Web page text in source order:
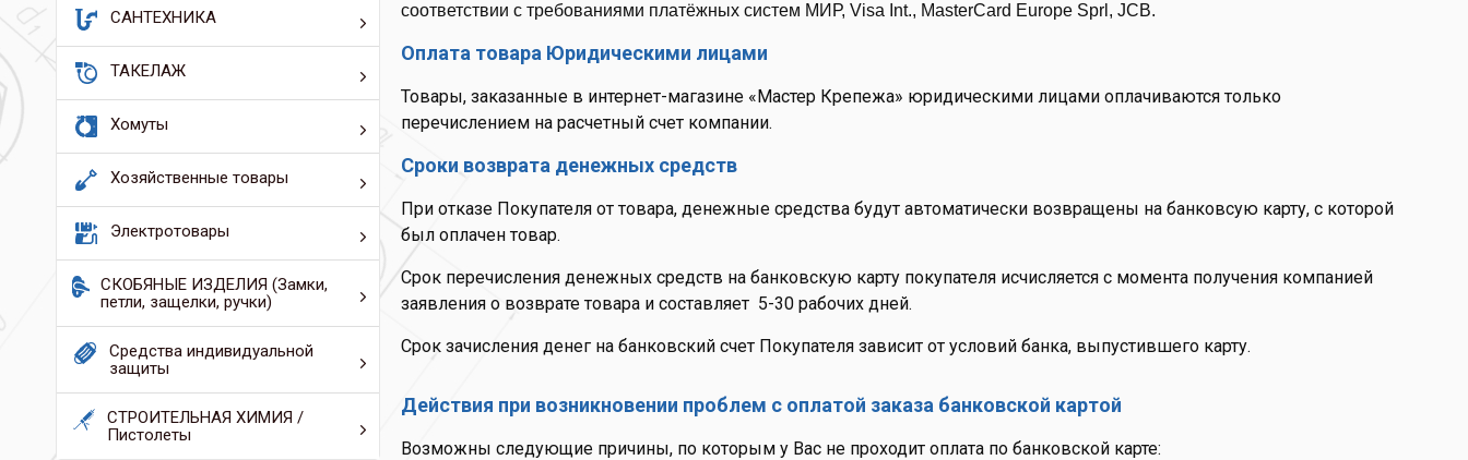
САНТЕХНИКА
ТАКЕЛАЖ
Хомуты
Хозяйственные товары
Электротовары
СКОБЯНЫЕ ИЗДЕЛИЯ (Замки,
петли, защелки, ручки)
Средства индивидуальной
защиты
СТРОИТЕЛЬНАЯ ХИМИЯ /
Пистолеты
соответствии с требованиями платёжных систем МИР, Visa Int., MasterCard Europe Sprl, JCB.
Оплата товара Юридическими лицами
Товары, заказанные в интернет-магазине «Мастер Крепежа» юридическими лицами оплачиваются только
перечислением на расчетный счет компании.
Сроки возврата денежных средств
При отказе Покупателя от товара, денежные средства будут автоматически возвращены на банковсую карту, с которой
был оплачен товар.
Срок перечисления денежных средств на банковскую карту покупателя исчисляется с момента получения компанией
заявления о возврате товара и составляет 5-30 рабочих дней.
Срок зачисления денег на банковский счет Покупателя зависит от условий банка, выпустившего карту.
Действия при возникновении проблем с оплатой заказа банковской картой
Возможны следующие причины, по которым у Вас не проходит оплата по банковской карте: